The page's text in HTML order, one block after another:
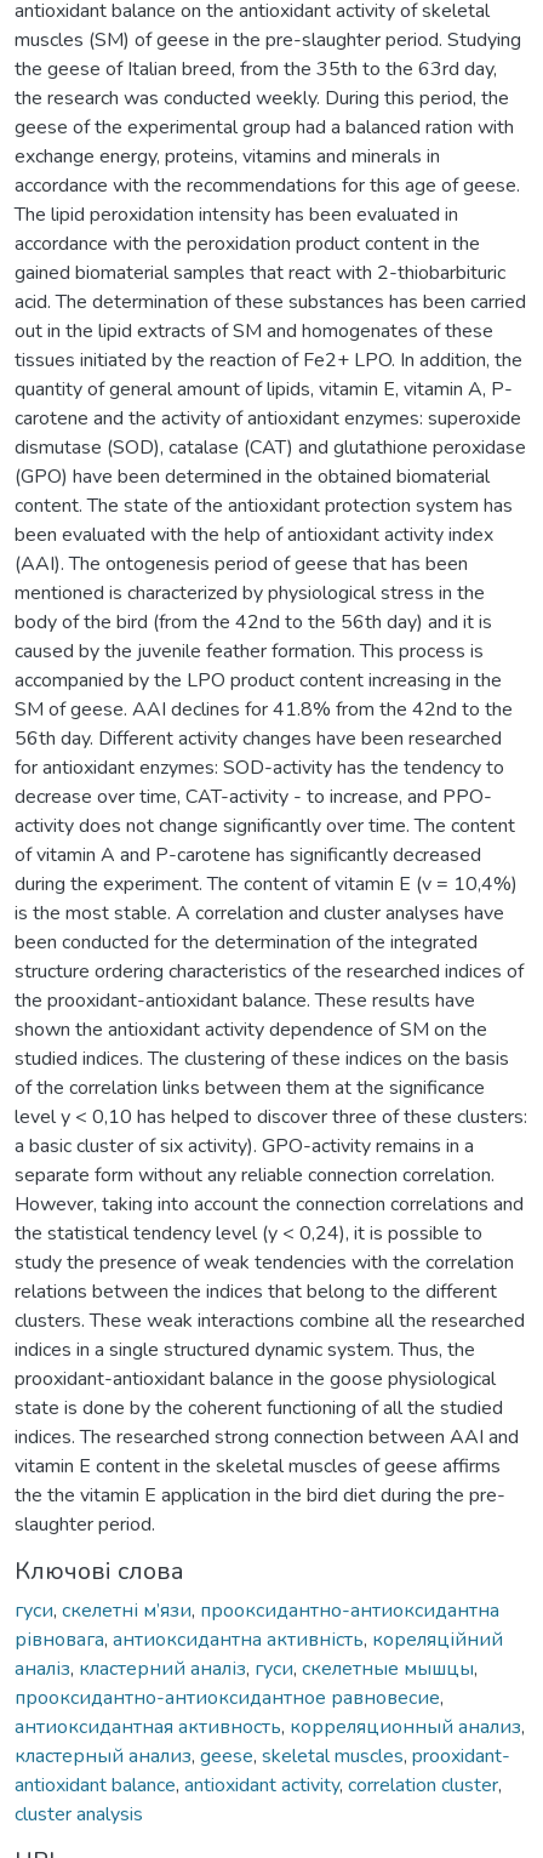
antioxidant balance on the antioxidant activity of skeletal
muscles (SM) of geese in the pre-slaughter period. Studying
the geese of Italian breed, from the 35th to the 63rd day,
the research was conducted weekly. During this period, the
geese of the experimental group had a balanced ration with
exchange energy, proteins, vitamins and minerals in
accordance with the recommendations for this age of geese.
The lipid peroxidation intensity has been evaluated in
accordance with the peroxidation product content in the
gained biomaterial samples that react with 2-thiobarbituric
acid. The determination of these substances has been carried
out in the lipid extracts of SM and homogenates of these
tissues initiated by the reaction of Fe2+ LPO. In addition, the
quantity of general amount of lipids, vitamin E, vitamin A, P-
carotene and the activity of antioxidant enzymes: superoxide
dismutase (SOD), catalase (CAT) and glutathione peroxidase
(GPO) have been determined in the obtained biomaterial
content. The state of the antioxidant protection system has
been evaluated with the help of antioxidant activity index
(AAI). The ontogenesis period of geese that has been
mentioned is characterized by physiological stress in the
body of the bird (from the 42nd to the 56th day) and it is
caused by the juvenile feather formation. This process is
accompanied by the LPO product content increasing in the
SM of geese. AAI declines for 41.8% from the 42nd to the
56th day. Different activity changes have been researched
for antioxidant enzymes: SOD-activity has the tendency to
decrease over time, CAT-activity - to increase, and PPO-
activity does not change significantly over time. The content
of vitamin A and P-carotene has significantly decreased
during the experiment. The content of vitamin E (v = 10,4%)
is the most stable. A correlation and cluster analyses have
been conducted for the determination of the integrated
structure ordering characteristics of the researched indices of
the prooxidant-antioxidant balance. These results have
shown the antioxidant activity dependence of SM on the
studied indices. The clustering of these indices on the basis
of the correlation links between them at the significance
level у < 0,10 has helped to discover three of these clusters:
a basic cluster of six activity). GPO-activity remains in a
separate form without any reliable connection correlation.
However, taking into account the connection correlations and
the statistical tendency level (y < 0,24), it is possible to
study the presence of weak tendencies with the correlation
relations between the indices that belong to the different
clusters. These weak interactions combine all the researched
indices in a single structured dynamic system. Thus, the
prooxidant-antioxidant balance in the goose physiological
state is done by the coherent functioning of all the studied
indices. The researched strong connection between AAI and
vitamin E content in the skeletal muscles of geese affirms
the the vitamin E application in the bird diet during the pre-
slaughter period.
Ключові слова
гуси, скелетні м’язи, прооксидантно-антиоксидантна
рівновага, антиоксидантна активність, кореляційний
аналіз, кластерний аналіз, гуси, скелетные мышцы,
прооксидантно-антиоксидантное равновесие,
антиоксидантная активность, корреляционный анализ,
кластерный анализ, geese, skeletal muscles, prooxidant-
antioxidant balance, antioxidant activity, correlation cluster,
cluster analysis